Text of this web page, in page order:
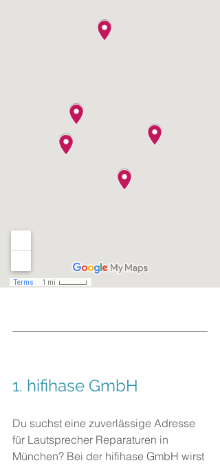
1. hifihase GmbH
Du suchst eine zuverlässige Adresse
für Lautsprecher Reparaturen in
München? Bei der hifihase GmbH wirst